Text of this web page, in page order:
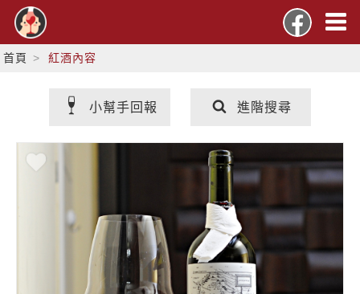
首頁 紅酒內容
小幫手回報 進階搜尋